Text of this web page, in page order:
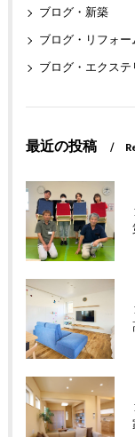
ブログ・新築
ブログ・リフォー
ブログ・エクステ
最近の投稿